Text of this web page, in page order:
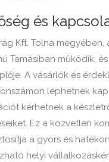
és
Kft. Tolna megyében,
Tamásiban működik,
A vásárlók és
léphetnek
kérhetnek a
Ez a közvetlen
a gyors és
helyi